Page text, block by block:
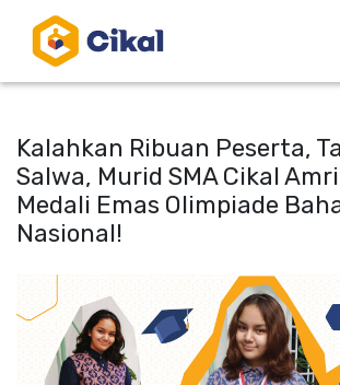
Kalahkan Ribuan Peserta,
Salwa, Murid SMA Cikal
Medali Emas Olimpiade
Nasional!